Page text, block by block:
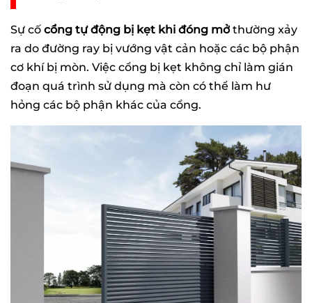
Sự cố cổng tự động bị kẹt khi đóng mởthường xảy
ra do đường ray bị vướng vật cản hoặc các bộ phận
cơ khí bị mòn. Việc cổng bị kẹt không chỉ làm gián
đoạn quá trình sử dụng mà còn có thể làm hư
hỏng các bộ phận khác của cổng.